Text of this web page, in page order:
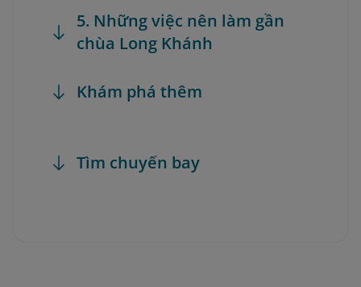
5. Những việc nên làm gần
chùa Long Khánh
Khám phá thêm
Tìm chuyến bay